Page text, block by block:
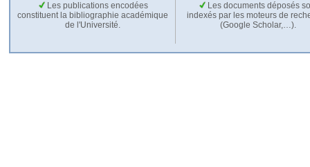
Les publications encodées
constituent la bibliographie académique
de l'Université.
Les documents déposés
indexés par les moteurs de
(Google Scholar,…).